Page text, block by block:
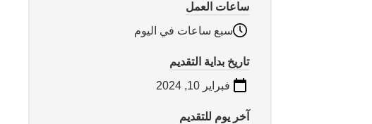
ساعات العمل
سبع ساعات في اليوم
تاريخ بداية التقديم
فبراير 10, 2024
آخر يوم للتقديم